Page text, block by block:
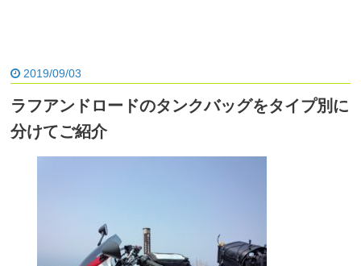
2019/09/03
ラフアンドロードのタンクバッグをタイプ別に
分けてご紹介